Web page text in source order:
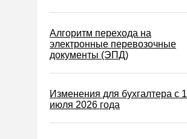
Онлайн-кассы ККТ ККМ
Управленческий учет
Анализ хозяйственной
Алгоритм перехода на
электронные перевозочные
документы (ЭПД)
Изменения для бухгалтера с 1
июля 2026 года